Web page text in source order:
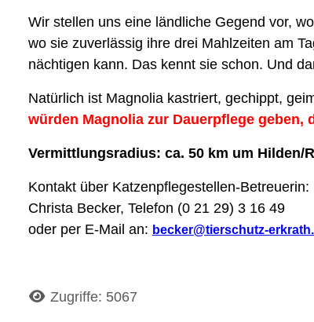
Wir stellen uns eine ländliche Gegend vor,
wo sie zuverlässig ihre drei Mahlzeiten am
nächtigen kann. Das kennt sie schon. Und
Natürlich ist Magnolia kastriert, gechippt,
würden Magnolia zur Dauerpflege
Vermittlungsradius: ca. 50 km um Hilden/
Kontakt über Katzenpflegestellen-Betreuerin:
Christa Becker, Telefon (0 21 29) 3 16 49
oder per E-Mail an: becker@tierschutz-
DetailsZugriffe: 5067